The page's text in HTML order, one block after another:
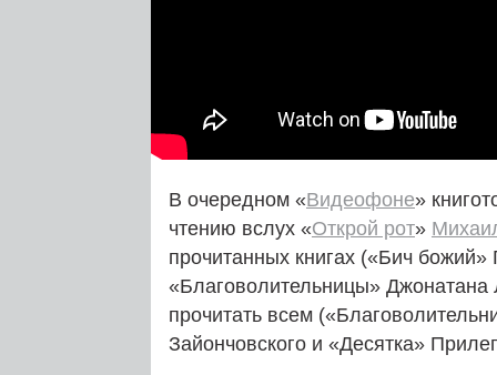
В очередном «Видеофоне»
чтению вслух «Открой рот»
прочитанных книгах («Бич
«Благоволительницы» Джонатана
прочитать всем
Зайончовского и «Десятка»